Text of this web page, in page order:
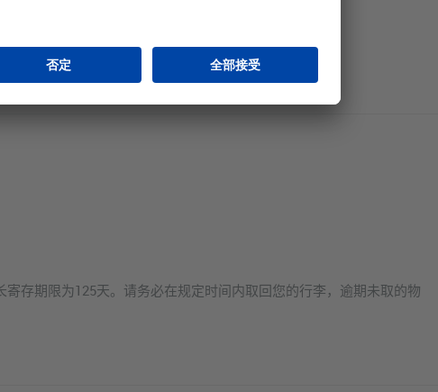
存期限为125天。请务必在规定时间内取回您的行李，逾期未取的物